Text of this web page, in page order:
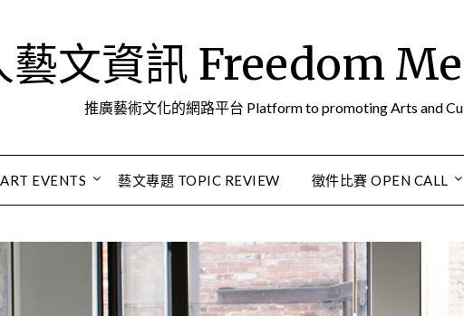
藝文資訊 Freedom
推廣藝術文化的網路平台 Platform to promoting Arts and
EVENTS 藝文專題 TOPIC REVIEW 徵件比賽 OPEN CALL